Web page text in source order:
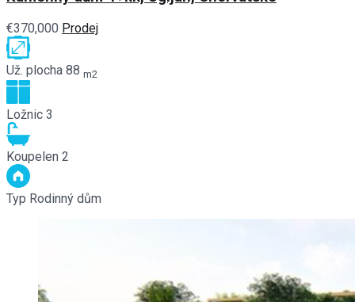
€370,000 Prodej
Už. plocha 88 m2
Ložnic 3
Koupelen 2
Typ Rodinný dům